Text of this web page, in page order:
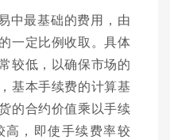
中最基础的费用，由
一定比例收取。具体
较低，以确保市场的
基本手续费的计算基
的合约价值乘以手续
高，即使手续费率较